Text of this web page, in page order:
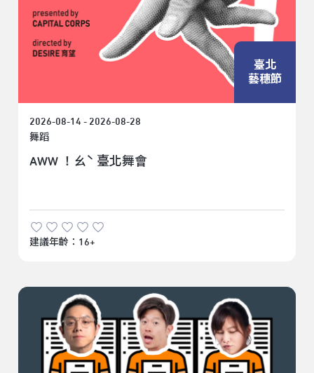
臺北
藝穗節
2026-08-14 - 2026-08-28
舞蹈
AWW ！ㄠˋ 臺北舞會
建議年齡：16+